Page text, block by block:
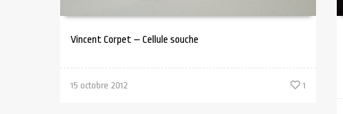
Vincent Corpet – Cellule souche
15 octobre 2012 1